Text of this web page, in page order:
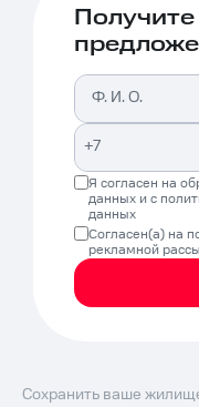
Я согласен на
данныхи с
данных
Согласен(а) на
рекламной
Сохранить ваше